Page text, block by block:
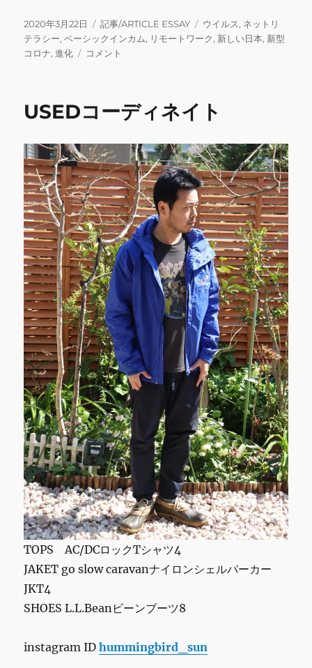
c
e
o
k
it
te
ai
l
e
m
bl
ai
l
投
稿
日:
2020年3月22日
カ
テ
ゴ
記事/ARTICLE ESSAY
タ
グ
ウイルス, ネットリ
テラシー,ベーシックインカム, リモートワーク, 新しい日本, 新型
コロナ,進化
新
ナ
ル
ス/
ベ
ー
シ
ッ
ク
イ
ン
カ
ム/
ネ
ッ
ト
リ
テ
ラ
シ
ー/
リ
モ
ー
ト
ワ
ー
ク/
新
し
い
を
コメント
USEDコーディネイト
TOPS AC/DCロックTシャツ4
JAKET go slow caravanナイロンシェルパーカー
JKT4
SHOES L.L.Beanビーンブーツ8
instagram IDhummingbird_sun